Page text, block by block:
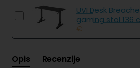
UVI Desk
gaming stol 136
€
Opis Recenzije